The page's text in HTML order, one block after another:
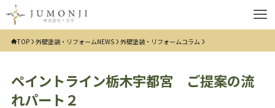
TOP 外壁塗装・リフォームNEWS 外壁塗装・リフォームコラム
ペイントライン栃木宇都宮 ご提案の流
れパート２